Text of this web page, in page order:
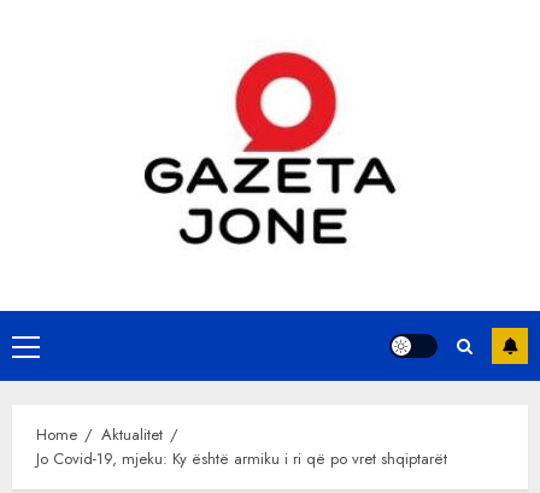
Primary
Menu
Home
Aktualitet
Jo Covid-19, mjeku: Ky është armiku i ri që po vret shqiptarët